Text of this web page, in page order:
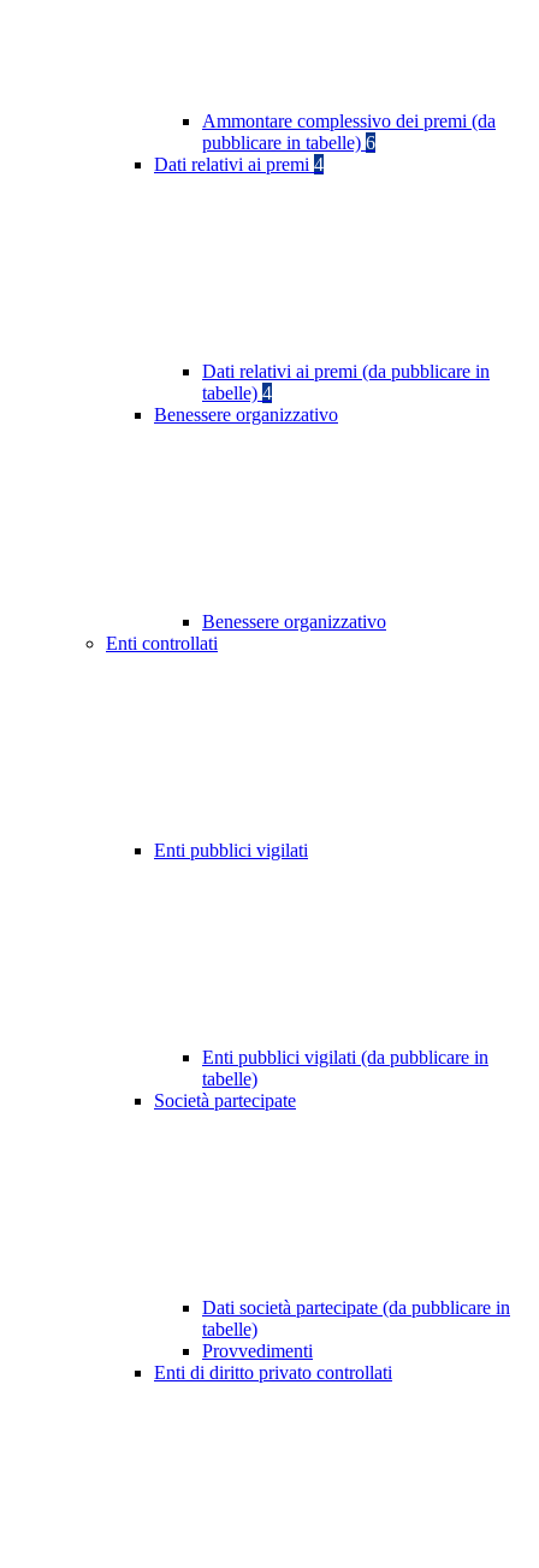
Ammontare complessivo dei premi (da
pubblicare in tabelle) 6
Dati relativi ai premi 4
Dati relativi ai premi (da pubblicare in
tabelle) 4
Benessere organizzativo
Benessere organizzativo
Enti controllati
Enti pubblici vigilati
Enti pubblici vigilati (da pubblicare in
tabelle)
Società partecipate
Dati società partecipate (da pubblicare in
tabelle)
Provvedimenti
Enti di diritto privato controllati